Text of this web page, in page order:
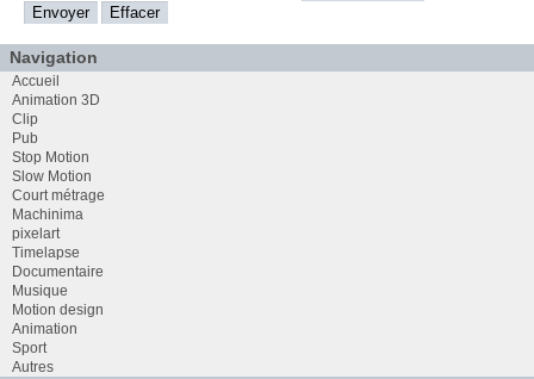
Navigation
Accueil
Animation 3D
Clip
Pub
Stop Motion
Slow Motion
Court métrage
Machinima
pixelart
Timelapse
Documentaire
Musique
Motion design
Animation
Sport
Autres